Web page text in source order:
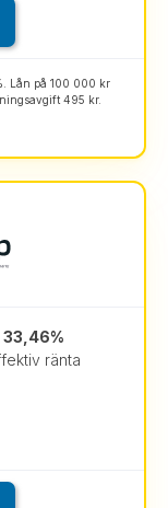
Lån på 100 000 kr
495 kr.
ränta
33,46%